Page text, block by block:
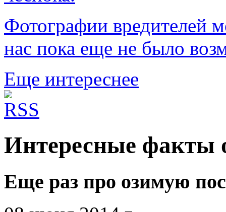
Фотографии вредителей
нас пока еще не было
Еще интереснее
Интересные факты
Еще раз про озимую